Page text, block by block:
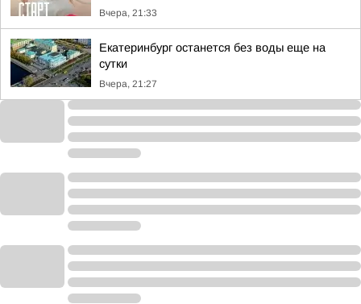
Вчера, 21:33
Екатеринбург останется без воды еще на
сутки
Вчера, 21:27